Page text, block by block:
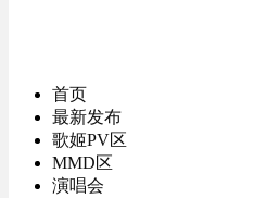
首页
最新发布
歌姬PV区
MMD区
演唱会